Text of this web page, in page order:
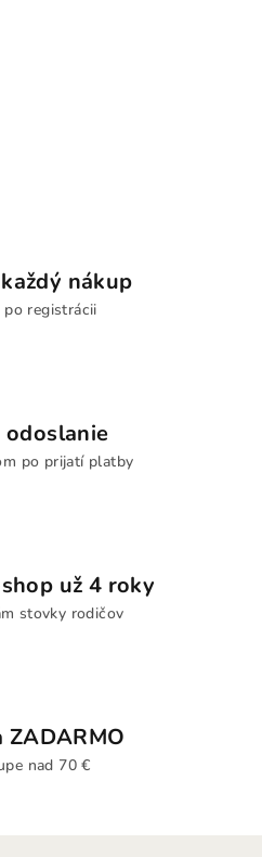
nákup
po registrácii
odoslanie
po prijatí platby
už 4 roky
stovky rodičov
ZADARMO
nad 70 €